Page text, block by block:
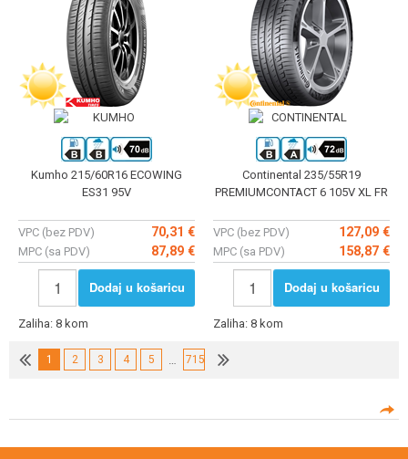
Kumho 215/60R16 ECOWING
ES31 95V
VPC (bez PDV) 70,31 €
MPC (sa PDV) 87,89 €
Dodaj u košaricu
Zaliha: 8 kom
Continental 235/55R19
PREMIUMCONTACT 6 105V XL FR
VPC (bez PDV) 127,09 €
MPC (sa PDV) 158,87 €
Dodaj u košaricu
Zaliha: 8 kom
1 2 3 4 5 … 715